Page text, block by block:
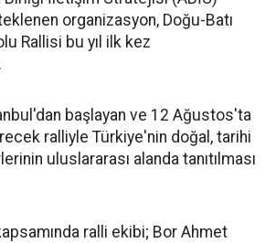
organizasyon, Doğu-Batı
Rallisi bu yıl ilk kez
başlayan ve 12 Ağustos'ta
ralliyle Türkiye'nin doğal, tarihi
uluslararası alanda tanıtılması
ralli ekibi; Bor Ahmet